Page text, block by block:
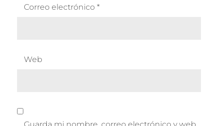
Correo electrónico *
Web